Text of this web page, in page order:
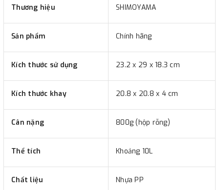
Thương hiệu SHIMOYAMA
Sản phẩm Chính hãng
Kích thước sử dụng 23.2 x 29 x 18.3 cm
Kích thước khay 20.8 x 20.8 x 4 cm
Cân nặng 800g (hộp rỗng)
Thể tích Khoảng 10L
Chất liệu Nhựa PP